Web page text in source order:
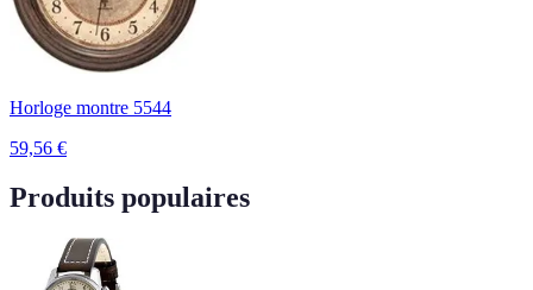
Horloge montre 5544
59,56 €
Produits populaires